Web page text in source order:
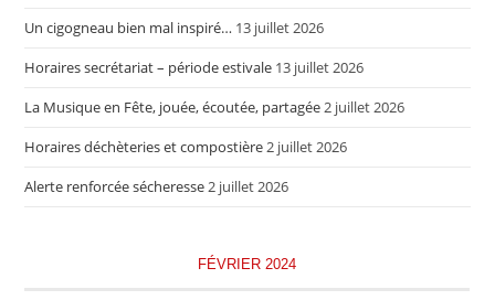
Un cigogneau bien mal inspiré… 13 juillet 2026
Horaires secrétariat – période estivale 13 juillet 2026
La Musique en Fête, jouée, écoutée, partagée2 juillet 2026
Horaires déchèteries et compostière2 juillet 2026
Alerte renforcée sécheresse2 juillet 2026
FÉVRIER 2024